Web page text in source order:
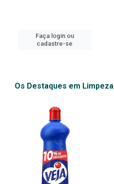
Faça login ou
cadastre-se
Os Destaques em Limpeza